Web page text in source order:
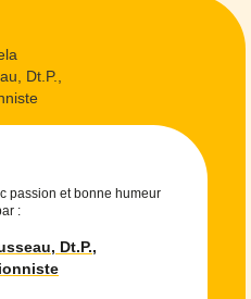
passion et bonne humeur
:
Dt.P.,